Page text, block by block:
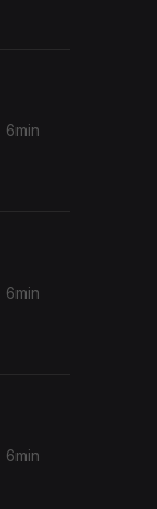
6min
6min
6min